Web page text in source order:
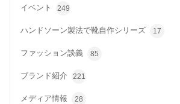
イベント 249
ハンドソーン製法で靴自作シリーズ 17
ファッション談義 85
ブランド紹介 221
メディア情報 28